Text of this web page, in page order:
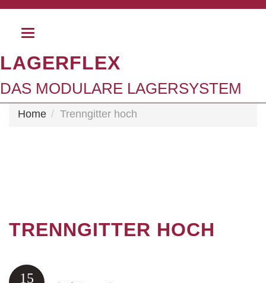
Toggle
LAGERFLEX
DAS MODULARE LAGERSYSTEM
Home Trenngitter hoch
TRENNGITTER HOCH
15